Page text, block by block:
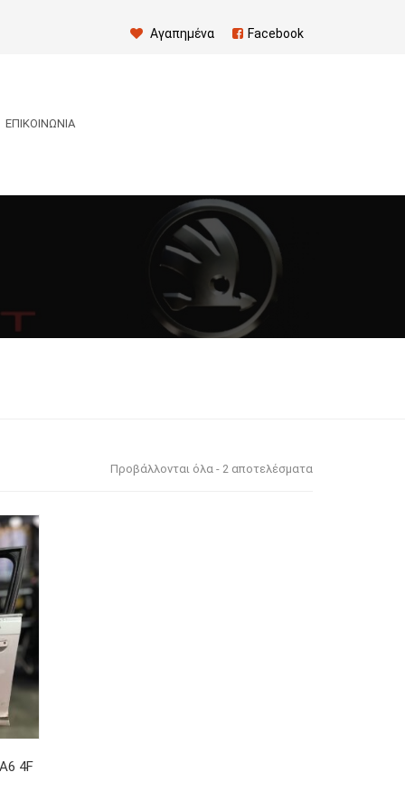
Αγαπημένα Facebook
ΕΠΙΚΟΙΝΩΝΊΑ
Προβάλλονται όλα - 2 αποτελέσματα
4F